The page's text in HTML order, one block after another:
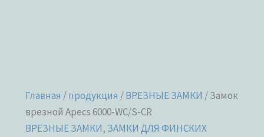
Главная /продукция /ВРЕЗНЫЕ ЗАМКИ / Замок
врезной Apecs 6000-WC/S-CR
ВРЕЗНЫЕ ЗАМКИ, ЗАМКИ ДЛЯ ФИНСКИХ